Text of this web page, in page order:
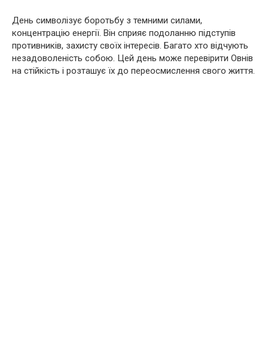
День символізує боротьбу з темними силами,
концентрацію енергії. Він сприяє подоланню підступів
противників, захисту своїх інтересів. Багато хто відчують
незадоволеність собою. Цей день може перевірити Овнів
на стійкість і розташує їх до переосмислення свого життя.